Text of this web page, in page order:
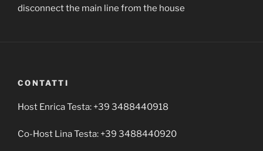
disconnect the main line from the house
CONTATTI
Host Enrica Testa: +39 3488440918
Co-Host Lina Testa: +39 3488440920